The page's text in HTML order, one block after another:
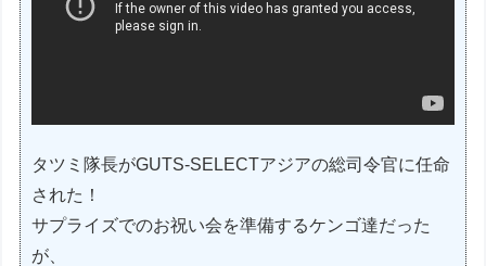
タツミ隊長がGUTS-SELECTアジアの総司令官に任命
された！
サプライズでのお祝い会を準備するケンゴ達だった
が、